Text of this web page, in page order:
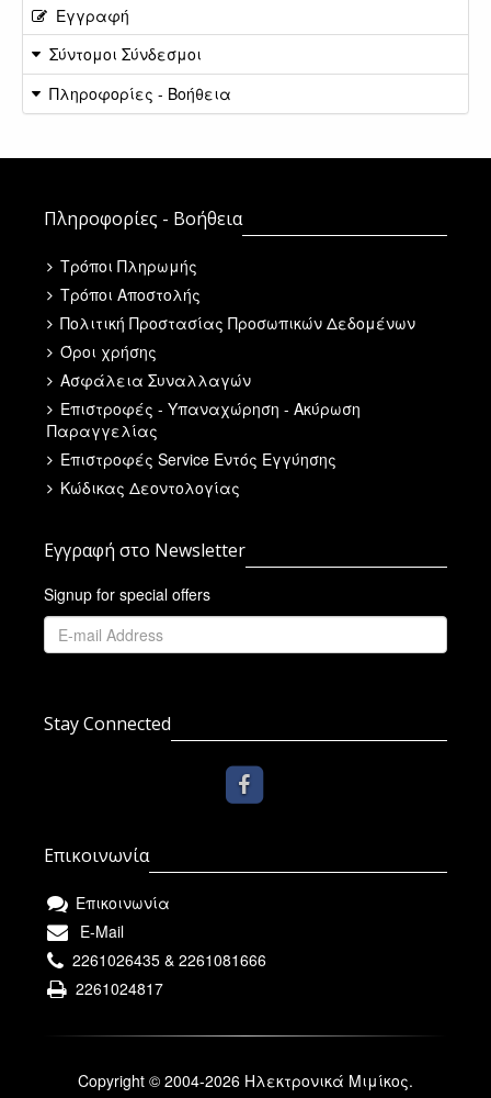
Εγγραφή
Σύντομοι Σύνδεσμοι
Πληροφορίες - Βοήθεια
Πληροφορίες - Βοήθεια
Τρόποι Πληρωμής
Τρόποι Αποστολής
Πολιτική Προστασίας Προσωπικών Δεδομένων
Όροι χρήσης
Ασφάλεια Συναλλαγών
Επιστροφές - Υπαναχώρηση - Ακύρωση
Παραγγελίας
Επιστροφές Service Εντός Εγγύησης
Κώδικας Δεοντολογίας
Εγγραφή στο Newsletter
Signup for special offers
Stay Connected
Επικοινωνία
Επικοινωνία
E-Mail
2261026435 & 2261081666
2261024817
Copyright © 2004-2026 Ηλεκτρονικά Μιμίκος.